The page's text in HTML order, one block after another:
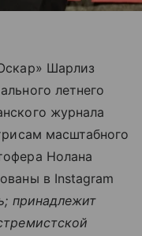
Шарлиз
летнего
журнала
масштабного
Нолана
в Instagram
принадлежит